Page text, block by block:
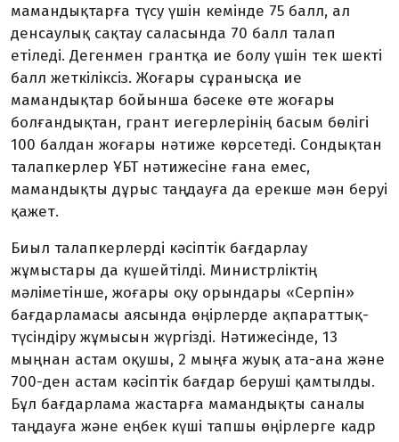
мамандықтарға түсу үшін кемінде 75 балл, ал
денсаулық сақтау саласында 70 балл талап
етіледі. Дегенмен грантқа ие болу үшін тек шекті
балл жеткіліксіз. Жоғары сұранысқа ие
мамандықтар бойынша бәсеке өте жоғары
болғандықтан, грант иегерлерінің басым бөлігі
100 балдан жоғары нәтиже көрсетеді. Сондықтан
талапкерлер ҰБТ нәтижесіне ғана емес,
мамандықты дұрыс таңдауға да ерекше мән беруі
қажет.
Биыл талапкерлерді кәсіптік бағдарлау
жұмыстары да күшейтілді. Министрліктің
мәліметінше, жоғары оқу орындары «Серпін»
бағдарламасы аясында өңірлерде ақпараттық-
түсіндіру жұмысын жүргізді. Нәтижесінде, 13
мыңнан астам оқушы, 2 мыңға жуық ата-ана және
700-ден астам кәсіптік бағдар беруші қамтылды.
Бұл бағдарлама жастарға мамандықты саналы
таңдауға және еңбек күші тапшы өңірлерге кадр